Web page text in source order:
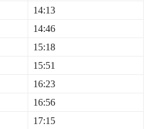
14:13
14:46
15:18
15:51
16:23
16:56
17:15